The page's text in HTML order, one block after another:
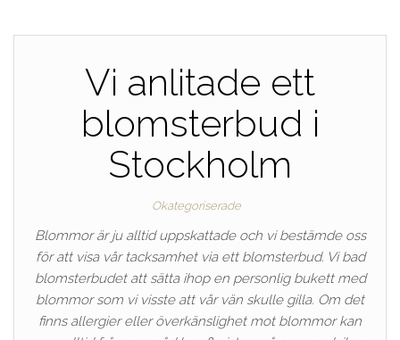
Vi anlitade ett
blomsterbud i
Stockholm
Okategoriserade
Blommor är ju alltid uppskattade och vi bestämde oss
för att visa vår tacksamhet via ett blomsterbud. Vi bad
blomsterbudet att sätta ihop en personlig bukett med
blommor som vi visste att vår vän skulle gilla. Om det
finns allergier eller överkänslighet mot blommor kan